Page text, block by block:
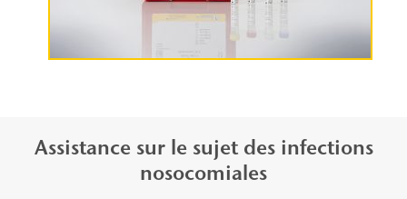
Plus d’informations
Assistance sur le sujet des infections
nosocomiales